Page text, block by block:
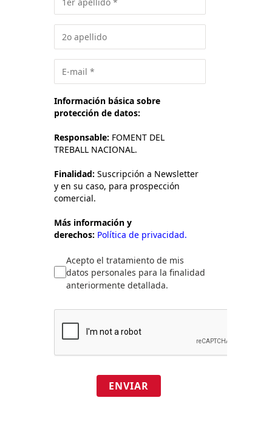
Información básica sobre
protección de datos:
Responsable: FOMENT DEL
TREBALL NACIONAL.
Finalidad: Suscripción a Newsletter
y en su caso, para prospección
comercial.
Más información y
derechos: Política de privacidad.
Acepto el tratamiento de mis
datos personales para la finalidad
anteriormente detallada.
ENVIAR